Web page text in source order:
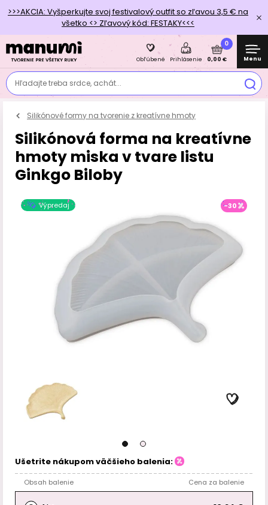
>>>AKCIA: Vyšperkujte svoj festivalový outfit so zľavou 3,5 € na
všetko <> Zľavový kód: FESTAKY<<<
Hľadajte treba srdce, achát...
Obľúbené Prihlásenie
0
0,00 € Menu
Silikónové formy na tvorenie z kreatívne hmoty
Silikónová forma na kreatívne
hmoty miska v tvare listu
Ginkgo Biloby
Výpredaj -30
Ušetrite nákupom väčšieho balenia:
Obsah balenie Cena za balenie